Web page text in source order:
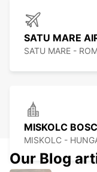
SATU MARE
SATU MARE -
MISKOLC
MISKOLC -
Our Blog